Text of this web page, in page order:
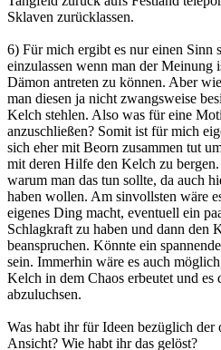
Sklaven zurücklassen.
6) Für mich ergibt es nur einen Sinn
einzulassen wenn man der Meinung
Dämon antreten zu können. Aber
man diesen ja nicht zwangsweise
Kelch stehlen. Also was für eine
anzuschließen? Somit ist für mich
sich eher mit Beorn zusammen tut
mit deren Hilfe den Kelch zu
warum man das tun sollte, da auch
haben wollen. Am sinvollsten wäre
eigenes Ding macht, eventuell ein
Schlagkraft zu haben und dann den
beanspruchen. Könnte ein
sein. Immerhin wäre es auch
Kelch in dem Chaos erbeutet und es
abzuluchsen.
Was habt ihr für Ideen bezüglich der
Ansicht? Wie habt ihr das gelöst?